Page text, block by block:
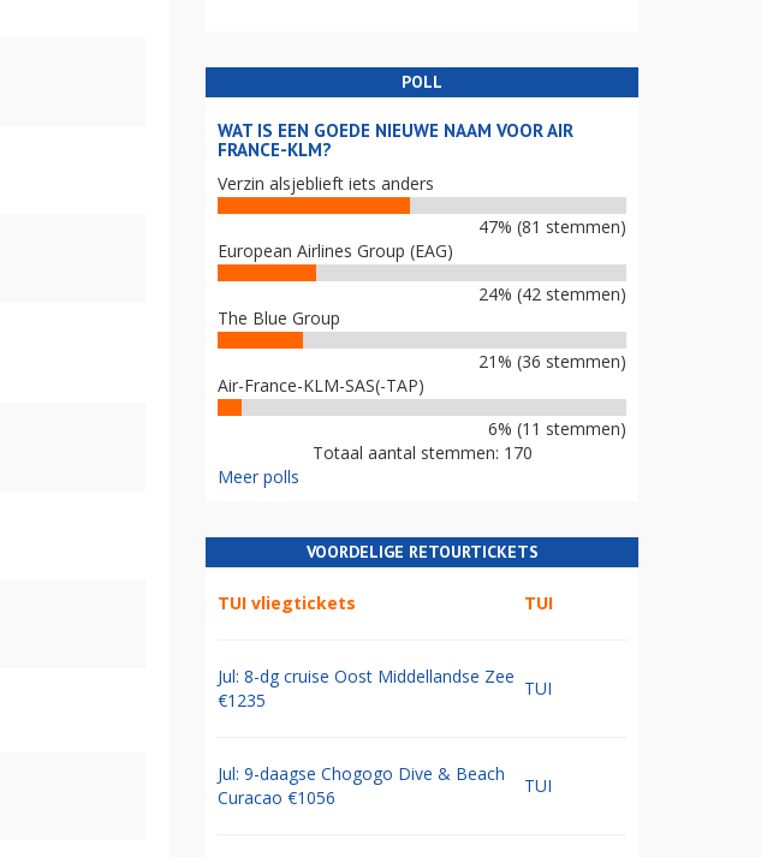
POLL
WAT IS EEN GOEDE NIEUWE NAAM VOOR AIR
FRANCE-KLM?
Verzin alsjeblieft iets anders
47% (81 stemmen)
European Airlines Group (EAG)
24% (42 stemmen)
The Blue Group
21% (36 stemmen)
Air-France-KLM-SAS(-TAP)
6% (11 stemmen)
Totaal aantal stemmen: 170
Meer polls
VOORDELIGE RETOURTICKETS
TUI vliegtickets TUI
Jul: 8-dg cruise Oost Middellandse Zee
€1235
TUI
Jul: 9-daagse Chogogo Dive & Beach
Curacao €1056
TUI